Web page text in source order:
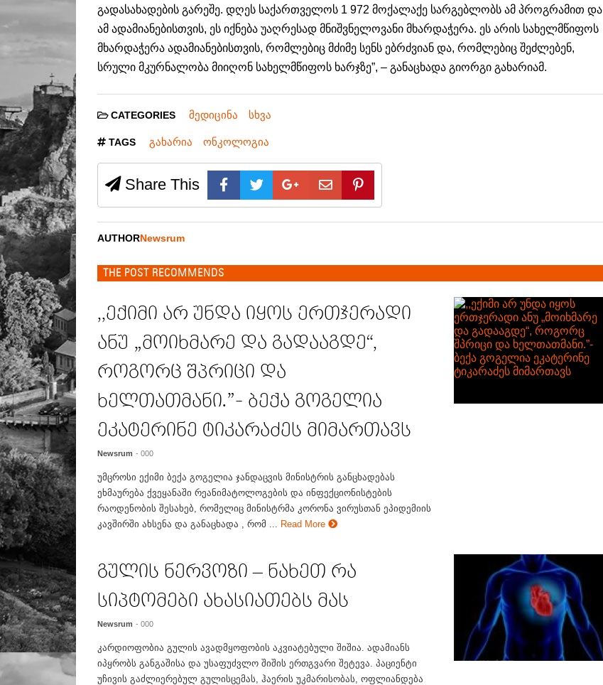
გადასახადების გარეშე. დღეს საქართველოს 1 972 მოქალაქე სარგებლობს ამ პროგრამით და
ამ ადამიანებისთვის, ეს იქნება უაღრესად მნიშვნელოვანი მხარდაჭერა. ეს არის სახელმწიფოს
მხარდაჭერა ადამიანებისთვის, რომლებიც მძიმე სენს ებრძვიან და, რომლებიც შეძლებენ,
სრული მკურნალობა მიიღონ სახელმწიფოს ხარჯზე”, – განაცხადა გიორგი გახარიამ.
CATEGORIES მედიცინა სხვა
TAGS გახარია ონკოლოგია
Share This
AUTHORNewsrum
THE POST RECOMMENDS
,,ექიმი არ უნდა იყოს ერთჯერადი
ანუ „მოიხმარე და გადააგდე“,
როგორც შპრიცი და
ხელთათმანი.”- ბექა გოგელია
ეკატერინე ტიკარაძეს მიმართავს
Newsrum - 000
უმცროსი ექიმი ბექა გოგელია ჯანდაცვის მინისტრის განცხადებას
ეხმაურება ქვეყანაში რეანიმატოლოგების და ინფექციონისტების
რაოდენობის შესახებ, რომელიც მინისტრმა კორონა ვირუსთან ეპიდემიის
კავშირში ახსენა და განაცხადა , რომ ...
Read More
გულის ნერვოზი – ნახეთ რა
სიპტომები ახასიათებს მას
Newsrum - 000
კარდიოფობია გულის ავადმყოფობის აკვიატებული შიშია. ადამიანს
იპყრობს განგაშისა და უსაფუძვლო შიშის ერთგვარი შეტევა. პაციენტი
უჩივის გაძლიერებულ გულისცემას, ჰაერის უკმარისობას, ოფლიანდება